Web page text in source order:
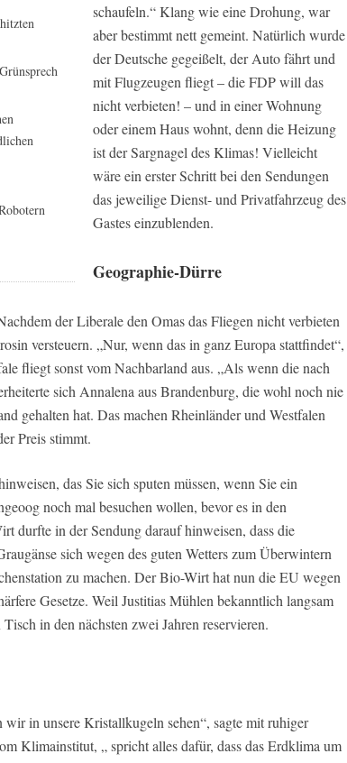
schaufeln.“ Klang wie eine Drohung, war
aber bestimmt nett gemeint. Natürlich wurde
der Deutsche gegeißelt, der Auto fährt und
mit Flugzeugen fliegt – die FDP will das
nicht verbieten! – und in einer Wohnung
oder einem Haus wohnt, denn die Heizung
ist der Sargnagel des Klimas! Vielleicht
wäre ein erster Schritt bei den Sendungen
das jeweilige Dienst- und Privatfahrzeug des
Gastes einzublenden.
Geographie-Dürre
der Liberale den Omas das Fliegen nicht verbieten
versteuern. „Nur, wenn das in ganz Europa stattfindet“,
fliegt sonst vom Nachbarland aus. „Als wenn die nach
sich Annalena aus Brandenburg, die wohl noch nie
gehalten hat. Das machen Rheinländer und Westfalen
Preis stimmt.
das Sie sich sputen müssen, wenn Sie ein
noch mal besuchen wollen, bevor es in den
durfte in der Sendung darauf hinweisen, dass die
sich wegen des guten Wetters zum Überwintern
zu machen. Der Bio-Wirt hat nun die EU wegen
Gesetze. Weil Justitias Mühlen bekanntlich langsam
in den nächsten zwei Jahren reservieren.
in unsere Kristallkugeln sehen“, sagte mit ruhiger
Klimainstitut, „ spricht alles dafür, dass das Erdklima um